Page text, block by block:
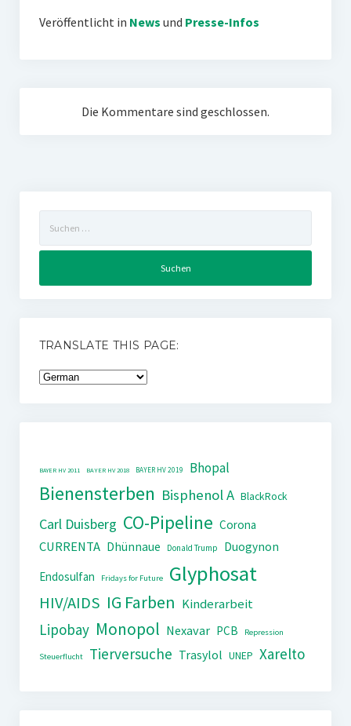
Veröffentlicht in News und Presse-Infos
Die Kommentare sind geschlossen.
nach:
TRANSLATE THIS PAGE:
BAYER HV 2011 BAYER HV 2018 BAYER HV 2019 Bhopal
Bienensterben Bisphenol A BlackRock
Carl Duisberg CO-Pipeline Corona
CURRENTA Dhünnaue Donald Trump
Duogynon
Endosulfan
Fridays for Future Glyphosat
HIV/AIDS IG Farben Kinderarbeit
Lipobay Monopol Nexavar PCB Repression
Steuerflucht Tierversuche Trasylol UNEP Xarelto